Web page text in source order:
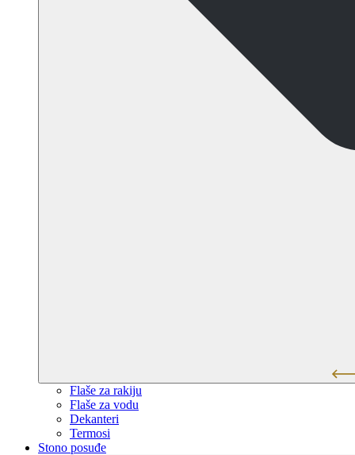
Flaše za rakiju
Flaše za vodu
Dekanteri
Termosi
Stono posuđe